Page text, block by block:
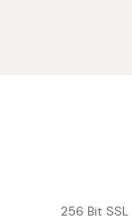
256 Bit SSL